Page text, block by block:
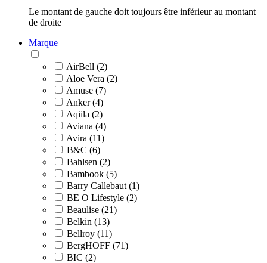
Le montant de gauche doit toujours être inférieur au montant
de droite
Marque
AirBell (2)
Aloe Vera (2)
Amuse (7)
Anker (4)
Aqiila (2)
Aviana (4)
Avira (11)
B&C (6)
Bahlsen (2)
Bambook (5)
Barry Callebaut (1)
BE O Lifestyle (2)
Beaulise (21)
Belkin (13)
Bellroy (11)
BergHOFF (71)
BIC (2)